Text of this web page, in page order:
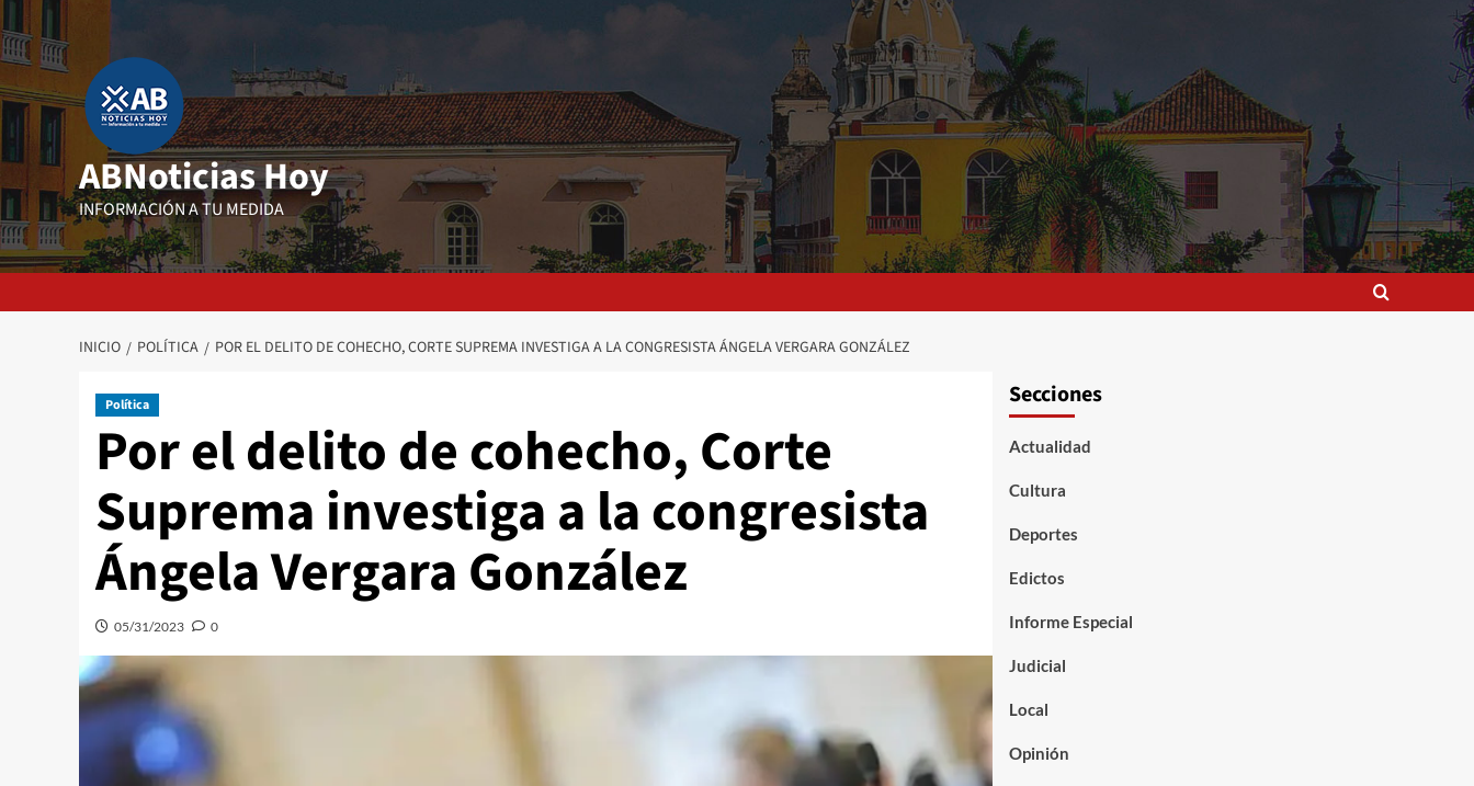
al
contenido
ABNoticias Hoy
INFORMACIÓN A TU MEDIDA
INICIO POLÍTICA POR EL DELITO DE COHECHO, CORTE SUPREMA INVESTIGA A LA CONGRESISTA ÁNGELA VERGARA GONZÁLEZ
Política
Por el delito de cohecho, Corte
Suprema investiga a la congresista
Ángela Vergara González
05/31/2023 0
Secciones
Actualidad
Cultura
Deportes
Edictos
Informe Especial
Judicial
Local
Opinión